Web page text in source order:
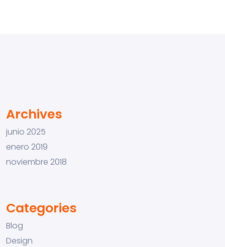
Archives
junio 2025
enero 2019
noviembre 2018
Categories
Blog
Design